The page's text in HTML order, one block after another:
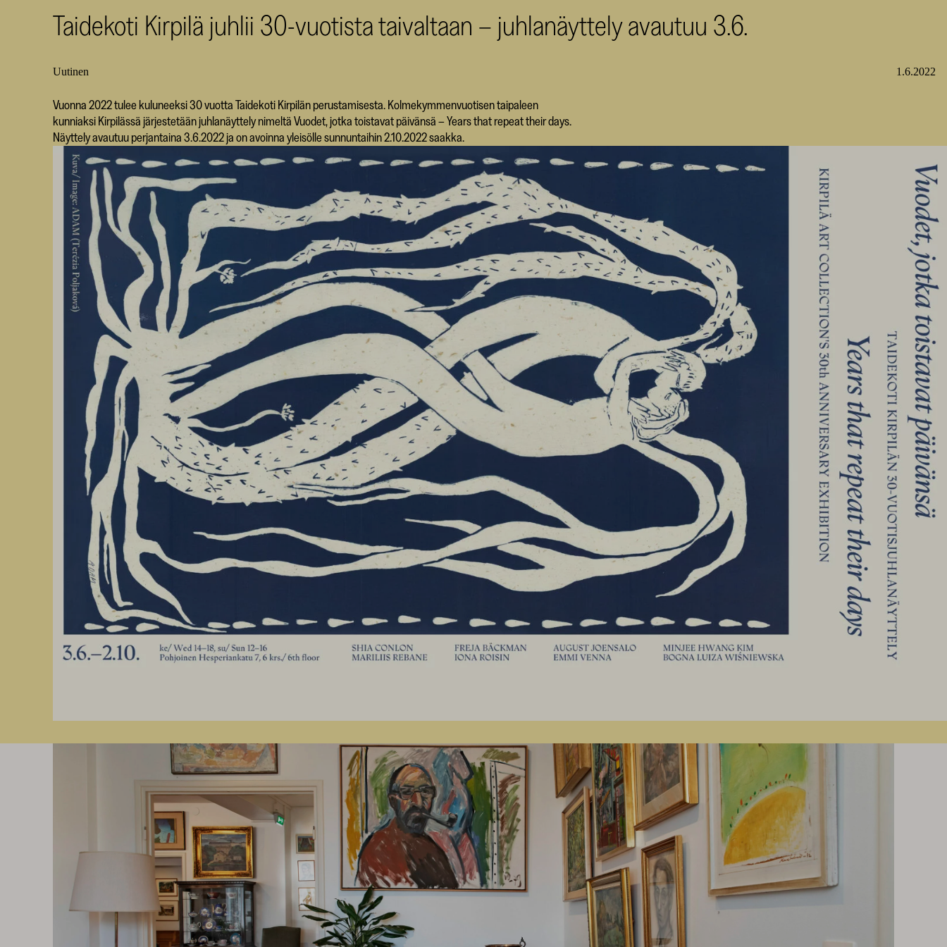
Taidekoti Kirpilä juhlii 30-vuotista taivaltaan – juhlanäyttely avautuu 3.6.
Uutinen 1.6.2022
Vuonna 2022 tulee kuluneeksi 30 vuotta Taidekoti Kirpilän perustamisesta. Kolmekymmenvuotisen taipaleen
kunniaksi Kirpilässä järjestetään juhlanäyttely nimeltä Vuodet, jotka toistavat päivänsä – Years that repeat their days.
Näyttely avautuu perjantaina 3.6.2022 ja on avoinna yleisölle sunnuntaihin 2.10.2022 saakka.